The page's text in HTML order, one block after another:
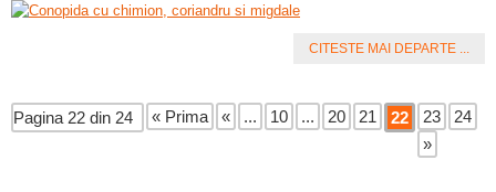
CITESTE MAI DEPARTE ...
Pagina 22 din 24 « Prima « ... 10 ... 20 21 22 23
24
»